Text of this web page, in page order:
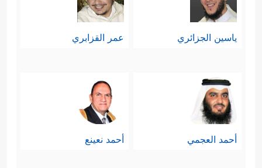
ياسين الجزائري عمر القزابري
أحمد العجمي أحمد نعينع